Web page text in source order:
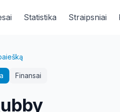
Statistika Straipsniai
Finansai